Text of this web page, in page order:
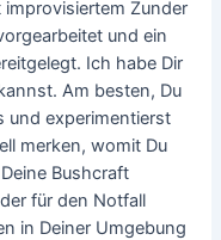
Zunder
und ein
Ich habe Dir
Am besten, Du
und experimentierst
merken, womit Du
Bushcraft
für den Notfall
in Deiner Umgebung